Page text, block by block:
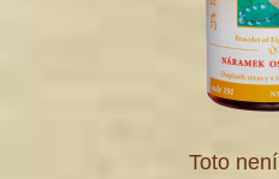
Toto není